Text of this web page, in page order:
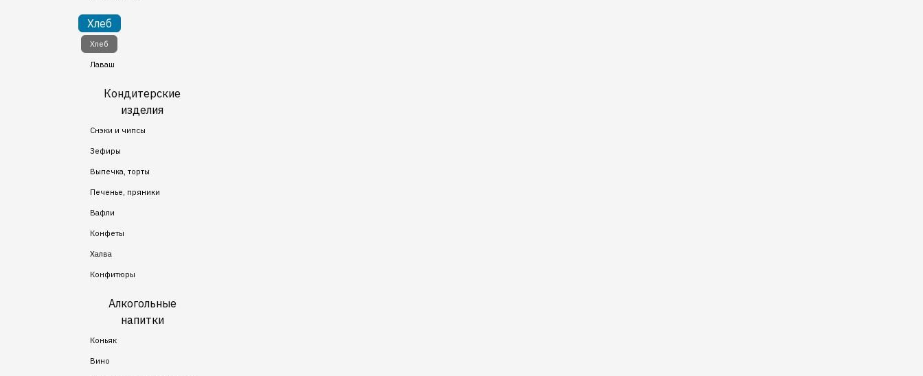
Хлеб
Хлеб
Лаваш
Кондитерские
изделия
Снэки и чипсы
Зефиры
Выпечка, торты
Печенье, пряники
Вафли
Конфеты
Халва
Конфитюры
Алкогольные
напитки
Коньяк
Вино